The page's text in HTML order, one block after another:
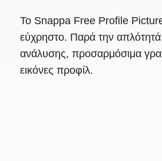
Το Snappa Free Profile Picture
εύχρηστο. Παρά την
ανάλυσης, προσαρμόσιμα
εικόνες προφίλ.